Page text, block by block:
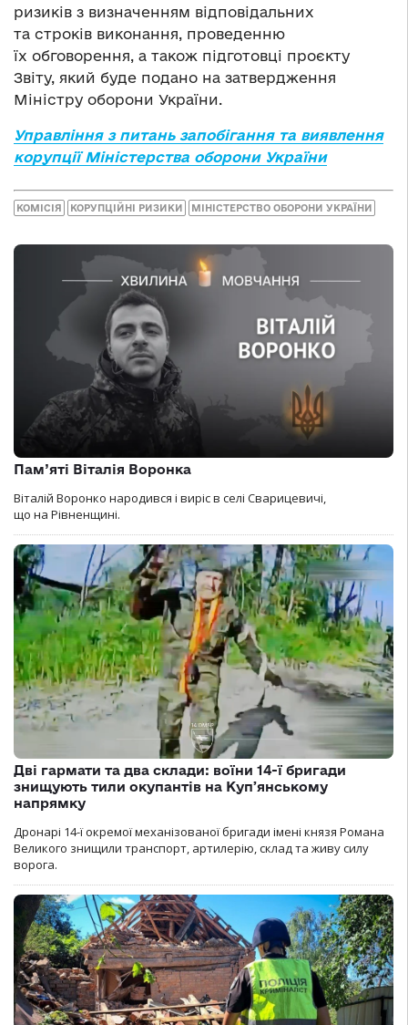
ризиків з визначенням відповідальних
та строків виконання, проведенню
їх обговорення, а також підготовці проєкту
Звіту, який буде подано на затвердження
Міністру оборони України.
Управління з питань запобігання та виявлення
корупції Міністерства оборони України
КОМІСІЯ КОРУПЦІЙНІ РИЗИКИ МІНІСТЕРСТВО ОБОРОНИ УКРАЇНИ
Пам’яті Віталія Воронка
Віталій Воронко народився і виріс в селі Сварицевичі,
що на Рівненщині.
Дві гармати та два склади: воїни 14-ї бригади
знищують тили окупантів на Купʼянському
напрямку
Дронарі 14-ї окремої механізованої бригади імені князя Романа
Великого знищили транспорт, артилерію, склад та живу силу
ворога.